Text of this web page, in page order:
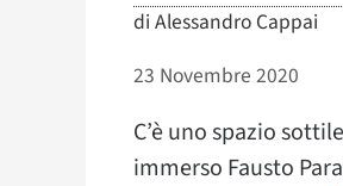
di Alessandro Cappai
23 Novembre 2020
C’è uno spazio
immerso Fausto